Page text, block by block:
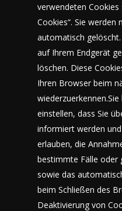
verwendeten Cookies
Cookies“. Sie werden
automatisch
auf Ihrem Endgerät
löschen. Diese
Ihren Browser beim
einstellen, dass Sie
informiert werden
erlauben, die
bestimmte Fälle oder
sowie das
beim Schließen des
Deaktivierung von